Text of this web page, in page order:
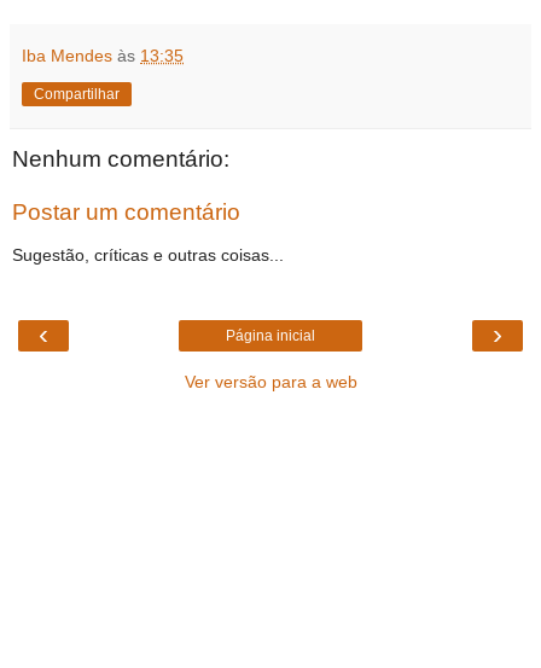
Iba Mendes às 13:35
Compartilhar
Nenhum comentário:
Postar um comentário
Sugestão, críticas e outras coisas...
‹ ›
Página inicial
Ver versão para a web